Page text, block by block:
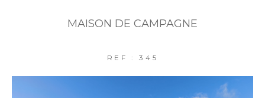
MAISON DE CAMPAGNE
REF : 345